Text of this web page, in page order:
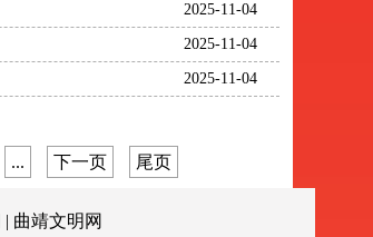
2025-11-04
2025-11-04
2025-11-04
... 下一页 尾页
| 曲靖文明网